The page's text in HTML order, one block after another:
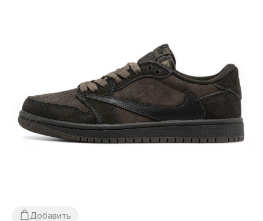
Добавить